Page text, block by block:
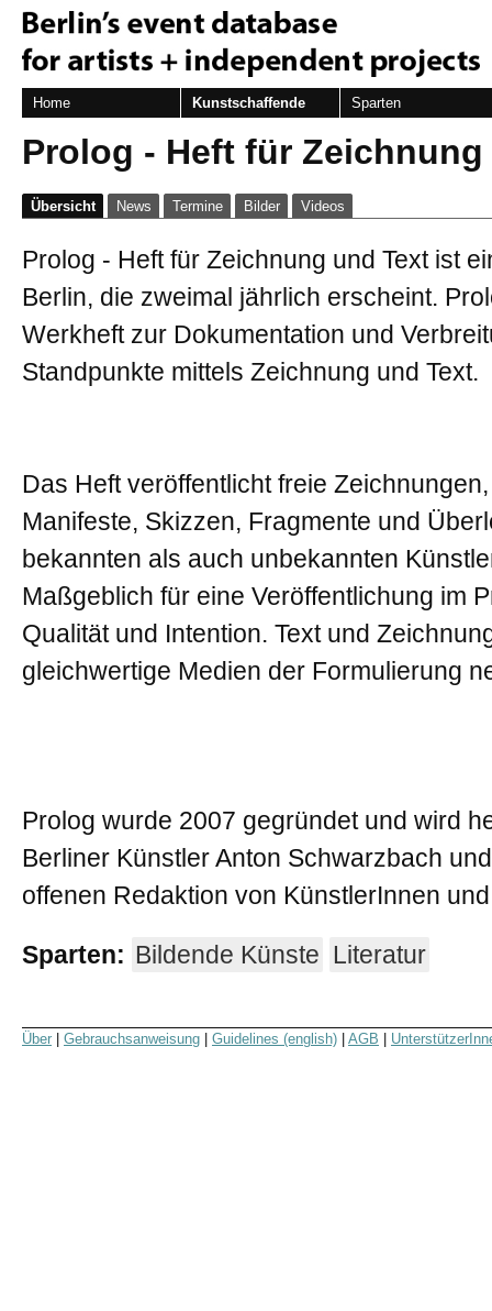
Home Kunstschaffende Sparten
Prolog - Heft für
Übersicht News Termine Bilder Videos
Prolog - Heft für Zeichnung und Text ist
Berlin, die zweimal jährlich erscheint.
Werkheft zur Dokumentation und
Standpunkte mittels Zeichnung und Text.
Das Heft veröffentlicht freie
Manifeste, Skizzen, Fragmente und
bekannten als auch unbekannten
Maßgeblich für eine Veröffentlichung im
Qualität und Intention. Text und
gleichwertige Medien der Formulierung
Prolog wurde 2007 gegründet und wird
Berliner Künstler Anton Schwarzbach
offenen Redaktion von KünstlerInnen
Sparten: Bildende Künste Literatur
Über Gebrauchsanweisung Guidelines (english) AGB